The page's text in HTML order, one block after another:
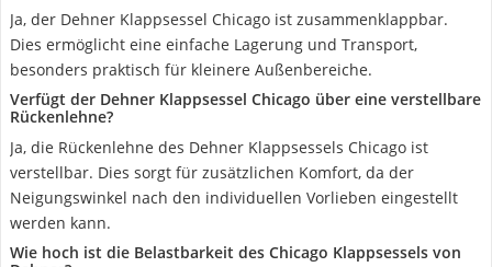
Ja, der Dehner Klappsessel Chicago ist zusammenklappbar.
Dies ermöglicht eine einfache Lagerung und Transport,
besonders praktisch für kleinere Außenbereiche.
Verfügt der Dehner Klappsessel Chicago über eine verstellbare
Rückenlehne?
Ja, die Rückenlehne des Dehner Klappsessels Chicago ist
verstellbar. Dies sorgt für zusätzlichen Komfort, da der
Neigungswinkel nach den individuellen Vorlieben eingestellt
werden kann.
Wie hoch ist die Belastbarkeit des Chicago Klappsessels von